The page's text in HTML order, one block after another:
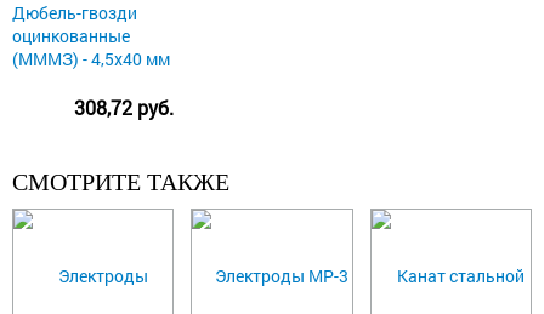
Дюбель-гвозди
оцинкованные
(МММЗ) - 4,5х40 мм
308,72 руб.
СМОТРИТЕ ТАКЖЕ